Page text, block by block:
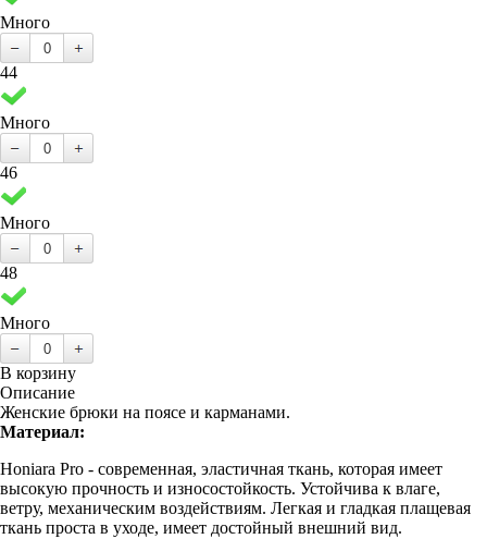
Много
44
Много
46
Много
48
Много
В корзину
Описание
Женские брюки на поясе и карманами.
Материал:
Honiara Pro - современная, эластичная ткань, которая имеет
высокую прочность и износостойкость. Устойчива к влаге,
ветру, механическим воздействиям. Легкая и гладкая плащевая
ткань проста в уходе, имеет достойный внешний вид.